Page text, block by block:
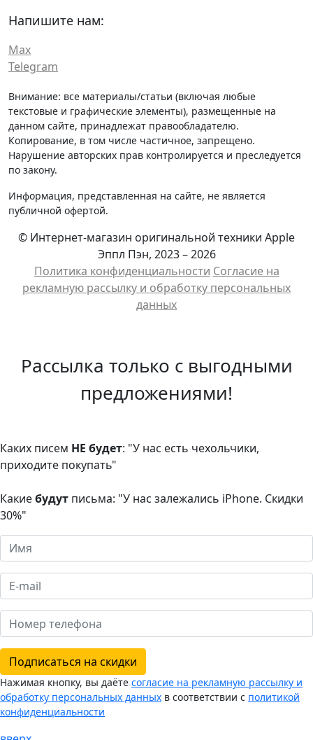
Напишите нам:
Max
Telegram
Внимание: все материалы/статьи (включая любые
текстовые и графические элементы), размещенные на
данном сайте, принадлежат правообладателю.
Копирование, в том числе частичное, запрещено.
Нарушение авторских прав контролируется и преследуется
по закону.
Информация, представленная на сайте, не является
публичной офертой.
© Интернет-магазин оригинальной техники Apple
Эппл Пэн, 2023 – 2026
Политика конфиденциальности Cогласие на
рекламную рассылку и обработку персональных
данных
Рассылка только с выгодными
предложениями!
Каких писем НЕ будет: "У нас есть чехольчики,
приходите покупать"
Какиебудут письма: "У нас залежались iPhone. Скидки
30%"
Подписаться на скидки
Нажимая кнопку, вы даёте согласие на рекламную рассылку и
обработку персональных данных в соответствии с политикой
конфиденциальности